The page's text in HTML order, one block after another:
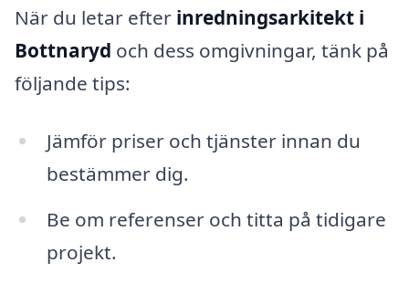
När du letar efter inredningsarkitekt i
Bottnaryd och dess omgivningar, tänk på
följande tips:
Jämför priser och tjänster innan du
bestämmer dig.
Be om referenser och titta på tidigare
projekt.